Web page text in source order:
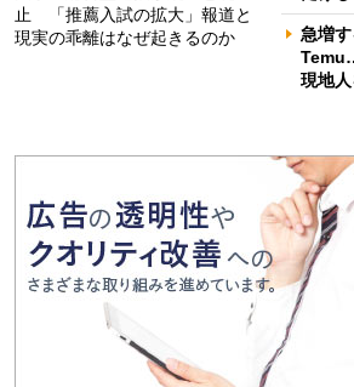
止 「推薦入試の拡大」報道と
現実の乖離はなぜ起きるのか
急増
現地